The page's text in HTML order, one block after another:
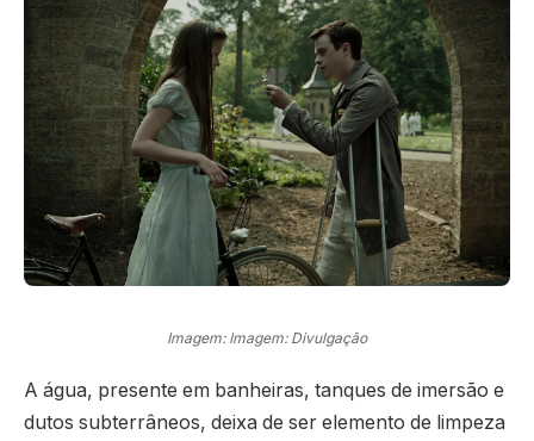
Imagem: Imagem: Divulgação
A água, presente em banheiras, tanques de imersão e
dutos subterrâneos, deixa de ser elemento de limpeza